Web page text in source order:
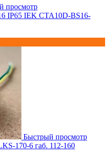
просмотр
IP65 IEK CTA10D-BS16-
Быстрый просмотр
170-6 габ. 112-160